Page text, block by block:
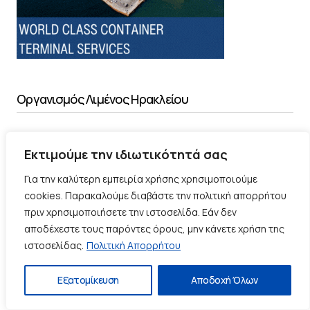
Εκτιμούμε την ιδιωτικότητά σας
Για την καλύτερη εμπειρία χρήσης χρησιμοποιούμε
cookies. Παρακαλούμε διαβάστε την πολιτική απορρήτου
πριν χρησιμοποιήσετε την ιστοσελίδα. Εάν δεν
αποδέχεστε τους παρόντες όρους, μην κάνετε χρήση της
ιστοσελίδας. Πολιτική Απορρήτου
Εξατομίκευση Αποδοχή Όλων
Οργανισμός Λιμένος Ηρακλείου